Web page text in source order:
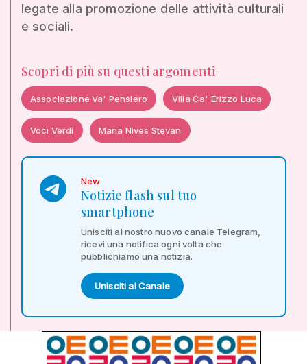
legate alla promozione delle attività culturali
e sociali.
Scopri di più su questi argomenti
Associazione Va' Pensiero Villa Ca' Erizzo Luca
Voci Verdi Maria Nives Stevan
New
Notizie flash sul tuo
smartphone
Unisciti al nostro nuovo canale Telegram,
ricevi una notifica ogni volta che
pubblichiamo una notizia.
Unisciti al Canale